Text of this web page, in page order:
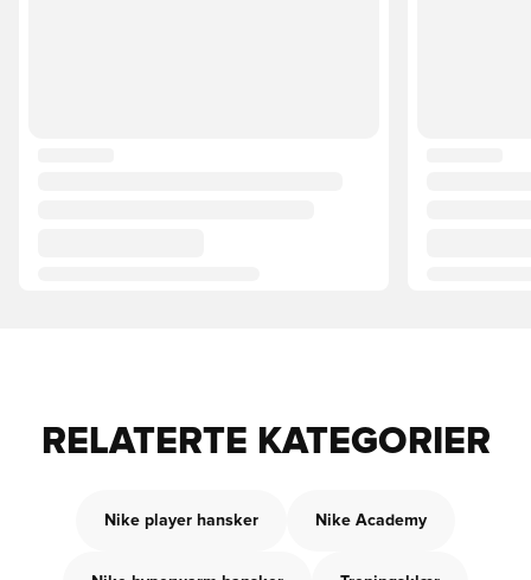
RELATERTE KATEGORIER
Nike player hansker Nike Academy